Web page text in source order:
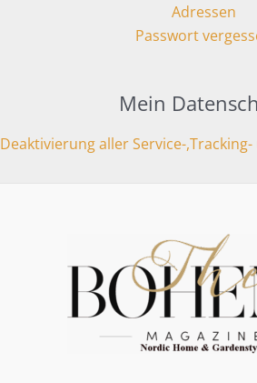
Adressen
Passwort
Mein
Deaktivierung aller Service-